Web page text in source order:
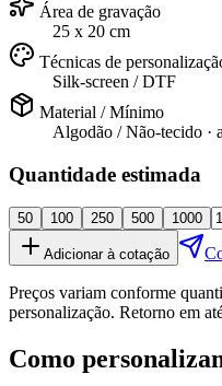
Área de gravação
25 x 20 cm
Técnicas de
Silk-screen / DTF
Material / Mínimo
Algodão / Não-tecido ·
Quantidade estimada
50 100 250 500 1000
Adicionar à cotação
Preços variam conforme
personalização. Retorno em
Como